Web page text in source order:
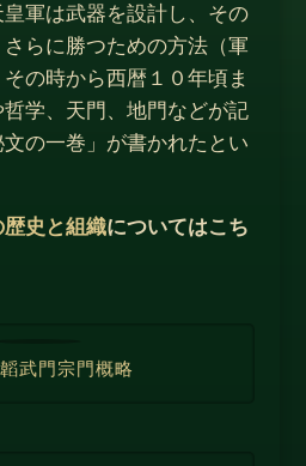
軍は武器を設計し、その
らに勝つための方法（軍
の時から西暦１０年頃ま
学、天門、地門などが記
の一巻」が書かれたとい
史と組織についてはこち
武門宗門概略